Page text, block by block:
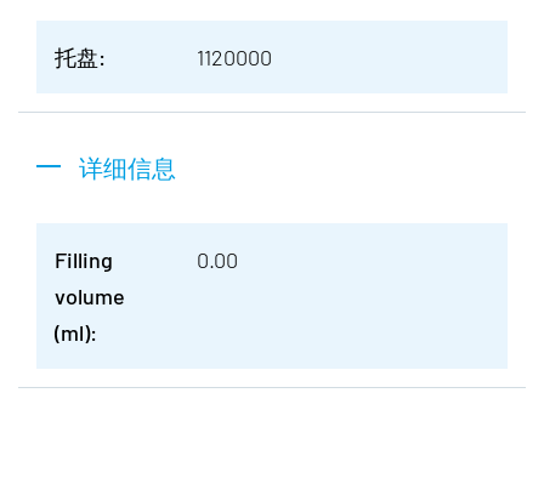
托盘: 1120000
详细信息
Filling
volume
(ml):
0.00